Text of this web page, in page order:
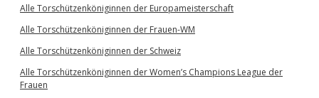
Alle Torschützenköniginnen der Europameisterschaft
Alle Torschützenköniginnen der Frauen-WM
Alle Torschützenköniginnen der Schweiz
Alle Torschützenköniginnen der Women’s Champions League der
Frauen